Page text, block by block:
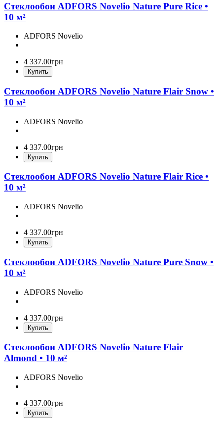
Стеклообои ADFORS Novelio Nature Pure Rice •
10 м²
ADFORS Novelio
4 337.00грн
Купить
Стеклообои ADFORS Novelio Nature Flair Snow •
10 м²
ADFORS Novelio
4 337.00грн
Купить
Стеклообои ADFORS Novelio Nature Flair Rice •
10 м²
ADFORS Novelio
4 337.00грн
Купить
Стеклообои ADFORS Novelio Nature Pure Snow •
10 м²
ADFORS Novelio
4 337.00грн
Купить
Стеклообои ADFORS Novelio Nature Flair
Almond • 10 м²
ADFORS Novelio
4 337.00грн
Купить